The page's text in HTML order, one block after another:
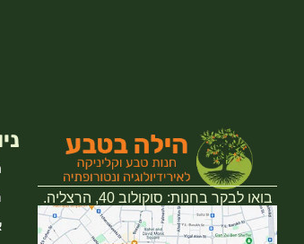
בואו לבקר בחנות: סוקולוב 40, הרצליה.